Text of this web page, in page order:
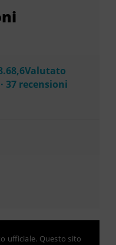
37 recensioni
ufficiale. Questo sito